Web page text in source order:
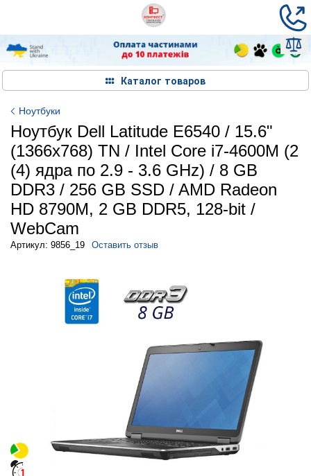
Каталог товаров
Ноутбуки
Ноутбук Dell Latitude E6540 / 15.6"
(1366x768) TN / Intel Core i7-4600M (2
(4) ядра по 2.9 - 3.6 GHz) / 8 GB
DDR3 / 256 GB SSD / AMD Radeon
HD 8790M, 2 GB DDR5, 128-bit /
WebCam
Артикул: 9856_19 Оставить отзыв